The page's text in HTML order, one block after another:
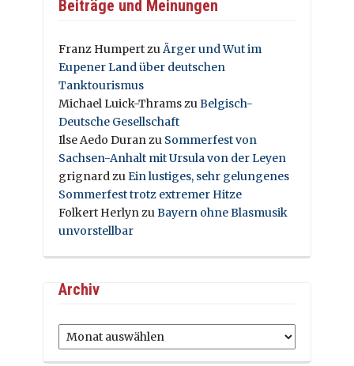
Beiträge und Meinungen
Franz HumpertzuÄrger und Wut im
Eupener Land über deutschen
Tanktourismus
Michael Luick-ThramszuBelgisch-
Deutsche Gesellschaft
Ilse Aedo Duranzu Sommerfest von
Sachsen-Anhalt mit Ursula von der Leyen
grignardzuEin lustiges, sehr gelungenes
Sommerfest trotz extremer Hitze
Folkert HerlynzuBayern ohne Blasmusik
unvorstellbar
Archiv
Archiv